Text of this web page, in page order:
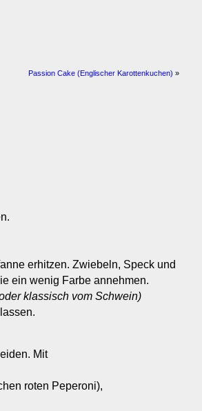
Passion Cake (Englischer Karottenkuchen) »
erhitzen. Zwiebeln, Speck und
ein wenig Farbe annehmen.
klassisch vom Schwein)
Mit
roten Peperoni),